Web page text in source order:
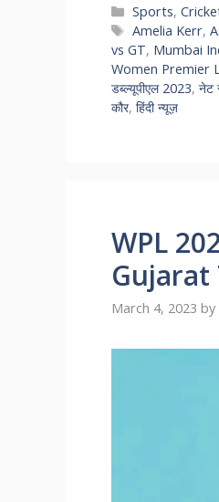
Categories
Sports,
Tags
Amelia Kerr,
vs GT, Mumbai
Women Premier
डब्ल्यूपीएल 2023, नेट
कौर, हिंदी न्यूज़
WPL
Gujarat
March 4, 2023 by